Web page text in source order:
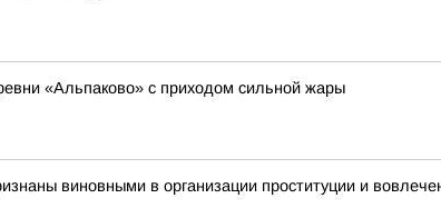
«Альпаково» с приходом сильной жары
виновными в организации проституции и